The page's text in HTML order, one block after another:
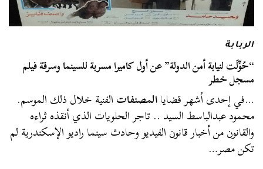
الربابة
“حُوِّلَت لنيابة أمن الدولة” عن أول كاميرا مسربة للسينما وسرقة فيلم
مسجل خطر
…في إحدى أشهر قضاياالمصنفاتالفنية خلال ذلك الموسم.
محمود عبدالباسط السيد .. تاجر الحلويات الذي أنقذه ثراءه
والقانون من أخبار قانون الفيديو وحادث سينما راديو الإسكندرية لم
تكن مصر…